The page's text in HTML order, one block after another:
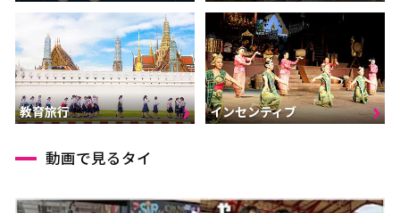
教育旅行 インセンティブ
動画で見るタイ